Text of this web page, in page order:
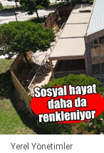
Yerel Yönetimler